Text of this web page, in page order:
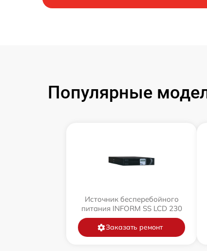
Популярные
Источник бесперебойного
питания INFORM SS LCD 230
Заказать ремонт